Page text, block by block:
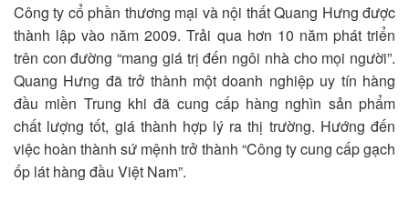
Công ty cổ phần thương mại và nội thất Quang Hưng được
thành lập vào năm 2009. Trải qua hơn 10 năm phát triển
trên con đường “mang giá trị đến ngôi nhà cho mọi người”.
Quang Hưng đã trở thành một doanh nghiệp uy tín hàng
đầu miền Trung khi đã cung cấp hàng nghìn sản phẩm
chất lượng tốt, giá thành hợp lý ra thị trường. Hướng đến
việc hoàn thành sứ mệnh trở thành “Công ty cung cấp gạch
ốp lát hàng đầu Việt Nam”.